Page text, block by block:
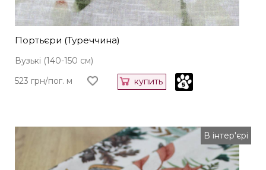
Портьєри (Туреччина)
Вузькі (140-150 см)
523 грн/пог. м
купить
В інтер'єрі